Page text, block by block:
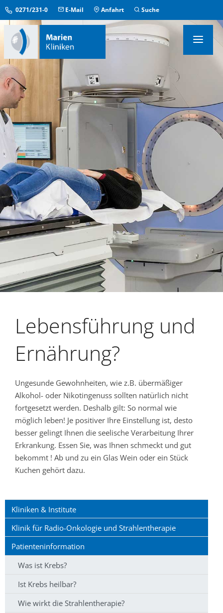
0271/231-0 E-Mail Anfahrt Suche
KLINIKEN & INSTITUTE
MEDIZINISCHE ZENTREN
ÜBERGREIFENDE EINRICHTUNGEN
PFLEGE & AUFENTHALT
KONTAKT & SERVICE
IM NOTFALL
Lebensführung und
Ernährung?
Ungesunde Gewohnheiten, wie z.B. übermäßiger
Alkohol- oder Nikotingenuss sollten natürlich nicht
fortgesetzt werden. Deshalb gilt: So normal wie
möglich leben! Je positiver Ihre Einstellung ist, desto
besser gelingt Ihnen die seelische Verarbeitung Ihrer
Erkrankung. Essen Sie, was Ihnen schmeckt und gut
bekommt ! Ab und zu ein Glas Wein oder ein Stück
Kuchen gehört dazu.
Kliniken & Institute
Klinik für Radio-Onkologie und Strahlentherapie
Patienteninformation
Was ist Krebs?
Ist Krebs heilbar?
Wie wirkt die Strahlentherapie?